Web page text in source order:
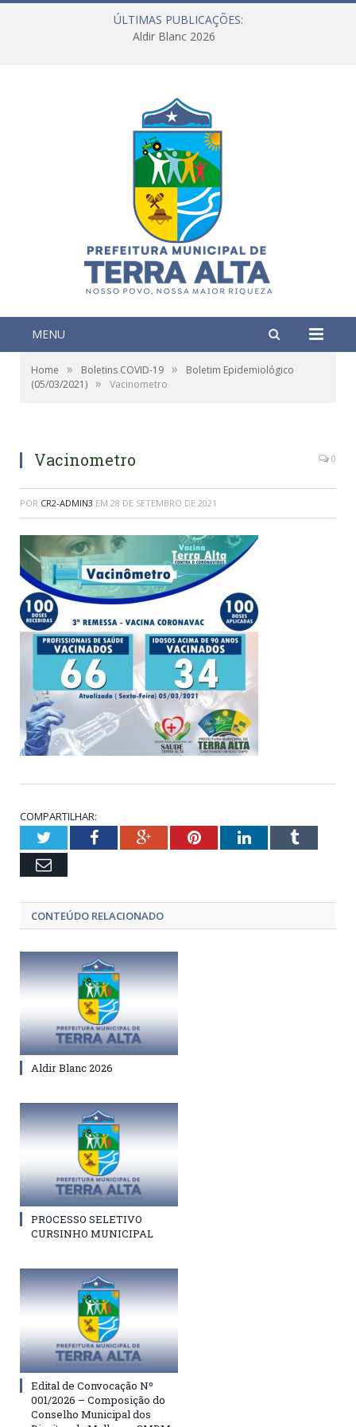
ÚLTIMAS PUBLICAÇÕES:
Aldir Blanc 2026
MENU
Home » Boletins COVID-19 »
Boletim Epidemiológico
(05/03/2021) » Vacinometro
Vacinometro 0
POR CR2-ADMIN3 EM 28 DE SETEMBRO DE 2021
COMPARTILHAR:
TwitterFacebookGoogle+PinterestLinkedInTumblr
Email
CONTEÚDO RELACIONADO
Aldir Blanc 2026
PROCESSO SELETIVO
CURSINHO MUNICIPAL
Edital de Convocação Nº
001/2026 – Composição do
Conselho Municipal dos